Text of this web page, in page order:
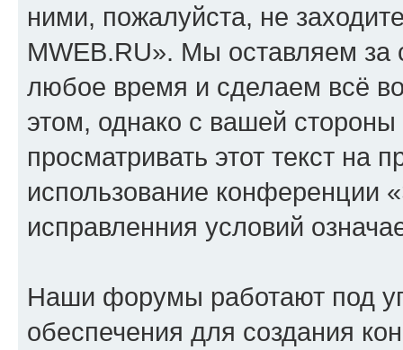
ними, пожалуйста, не
MWEB.RU». Мы оставляем за
любое время и сделаем всё
этом, однако с вашей
просматривать этот текст на
использование конференции
исправленния условий
Наши форумы работают под
обеспечения для создания